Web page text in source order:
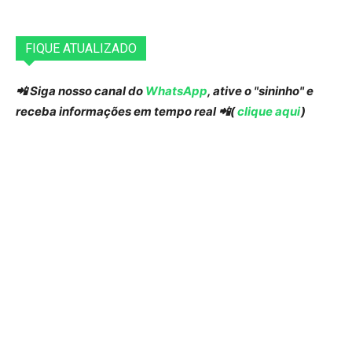
FIQUE ATUALIZADO
📲 Siga nosso canal do WhatsApp, ative o "sininho" e
receba informações em tempo real 📲(clique aqui)